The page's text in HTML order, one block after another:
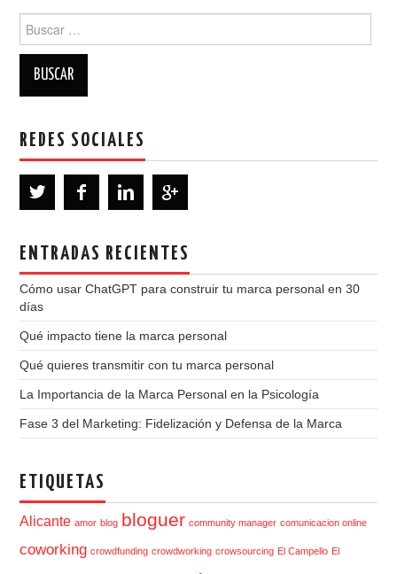
REDES SOCIALES
ENTRADAS RECIENTES
Cómo usar ChatGPT para construir tu marca personal en 30
días
Qué impacto tiene la marca personal
Qué quieres transmitir con tu marca personal
La Importancia de la Marca Personal en la Psicología
Fase 3 del Marketing: Fidelización y Defensa de la Marca
ETIQUETAS
Alicante amor blog bloguer community manager comunicacion online
coworking crowdfunding crowdworking crowsourcing El Campello El